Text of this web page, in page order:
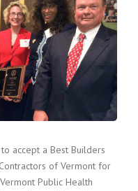
accept a Best Builders
of Vermont for
Public Health